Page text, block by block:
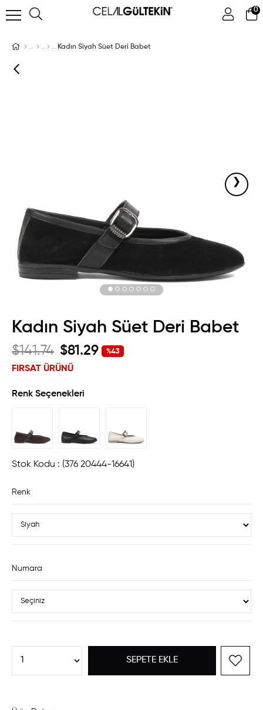
0
ÜYE GIRIŞI ÜYE OL Facebook İle Bağlan
Kadın Siyah Süet Deri Babet
›
Kadın Siyah Süet Deri Babet
$141.74 $81.29
FIRSAT ÜRÜNÜ
%43
Renk Seçenekleri
Stok Kodu (376 20444-16641)
Renk
Numara